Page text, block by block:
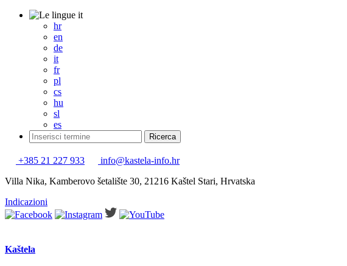
it
hr
en
de
it
fr
pl
cs
hu
sl
es
+385 21 227 933
info@kastela-info.hr
Villa Nika, Kamberovo šetalište 30, 21216 Kaštel Stari, Hrvatska
Indicazioni
Kaštela